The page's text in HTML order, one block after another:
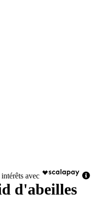
intérêts avec
d'abeilles